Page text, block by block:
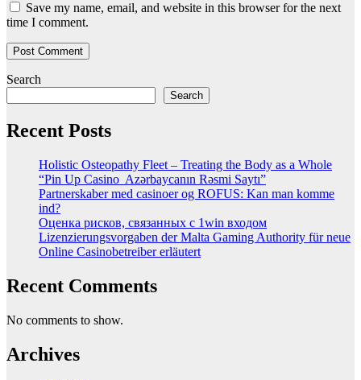
Save my name, email, and website in this browser for the next
time I comment.
Search
Search
Recent Posts
Holistic Osteopathy Fleet – Treating the Body as a Whole
“Pin Up Casino ️ Azərbaycanın Rəsmi Saytı”
Partnerskaber med casinoer og ROFUS: Kan man komme
ind?
Оценка рисков, связанных с 1win входом
Lizenzierungsvorgaben der Malta Gaming Authority für neue
Online Casinobetreiber erläutert
Recent Comments
No comments to show.
Archives